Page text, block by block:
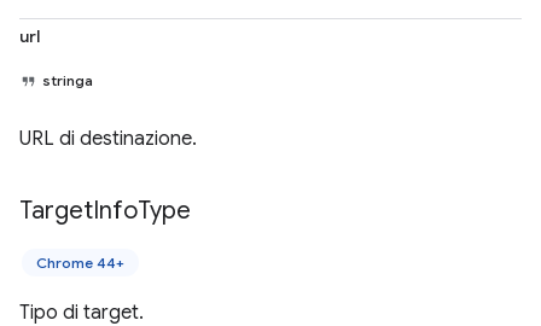
url
stringa
URL di destinazione.
TargetInfoType
Chrome 44+
Tipo di target.